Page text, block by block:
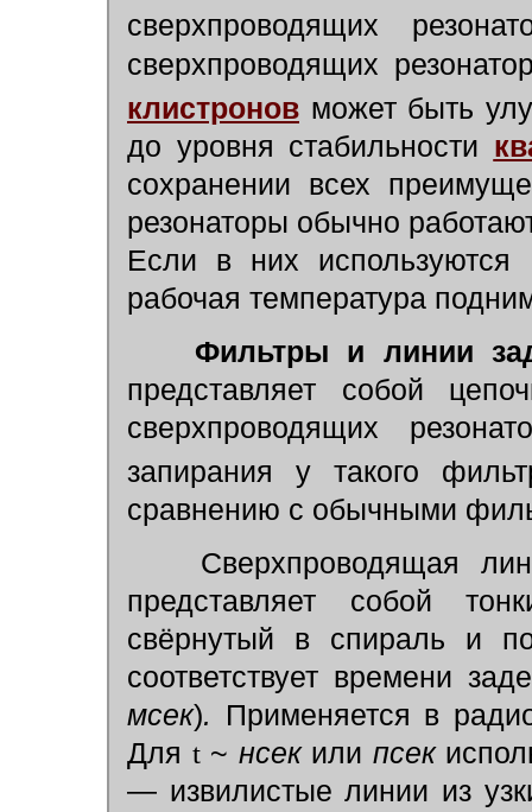
сверхпроводящих
сверхпроводящих
клистронов может быть
до уровня стабильности
сохранении всех
резонаторы обычно
Если в них используются
рабочая температура
Фильтры и линии
представляет собой
сверхпроводящих
запирания у такого
сравнению с обычными
Сверхпроводящая
представляет собой
свёрнутый в спираль и
соответствует времени
мсек).
Применяется в
Для t~ нсекили псек
— извилистые линии из